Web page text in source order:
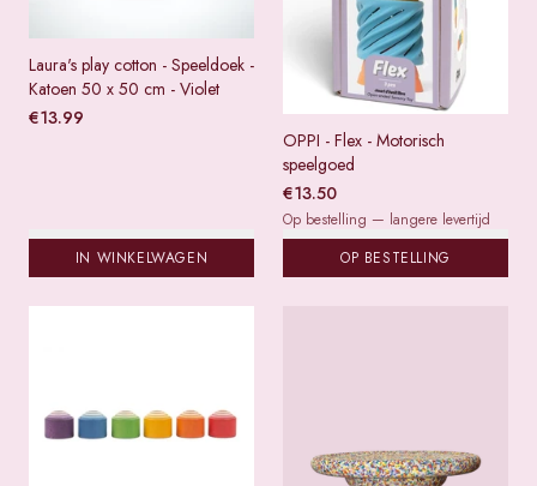
Laura's play cotton - Speeldoek -
Katoen 50 x 50 cm - Violet
€13.99
IN WINKELWAGEN
OPPI - Flex - Motorisch
speelgoed
€13.50
Op bestelling — langere levertijd
OP BESTELLING